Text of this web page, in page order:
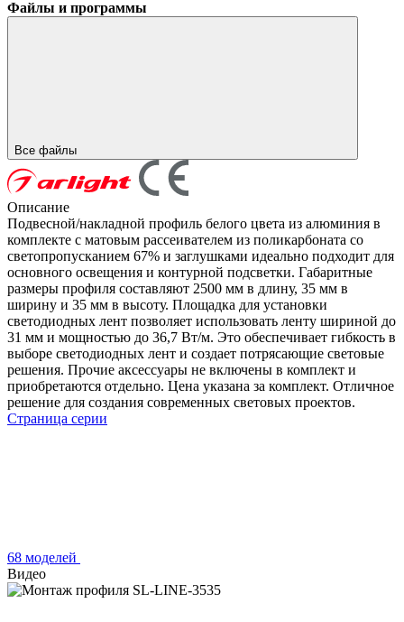
Файлы и программы
Все файлы
Описание
Подвесной/накладной профиль белого цвета из алюминия в
комплекте с матовым рассеивателем из поликарбоната со
светопропусканием 67% и заглушками идеально подходит для
основного освещения и контурной подсветки. Габаритные
размеры профиля составляют 2500 мм в длину, 35 мм в
ширину и 35 мм в высоту. Площадка для установки
светодиодных лент позволяет использовать ленту шириной до
31 мм и мощностью до 36,7 Вт/м. Это обеспечивает гибкость в
выборе светодиодных лент и создает потрясающие световые
решения. Прочие аксессуары не включены в комплект и
приобретаются отдельно. Цена указана за комплект. Отличное
решение для создания современных световых проектов.
Страница серии
68 моделей
Видео